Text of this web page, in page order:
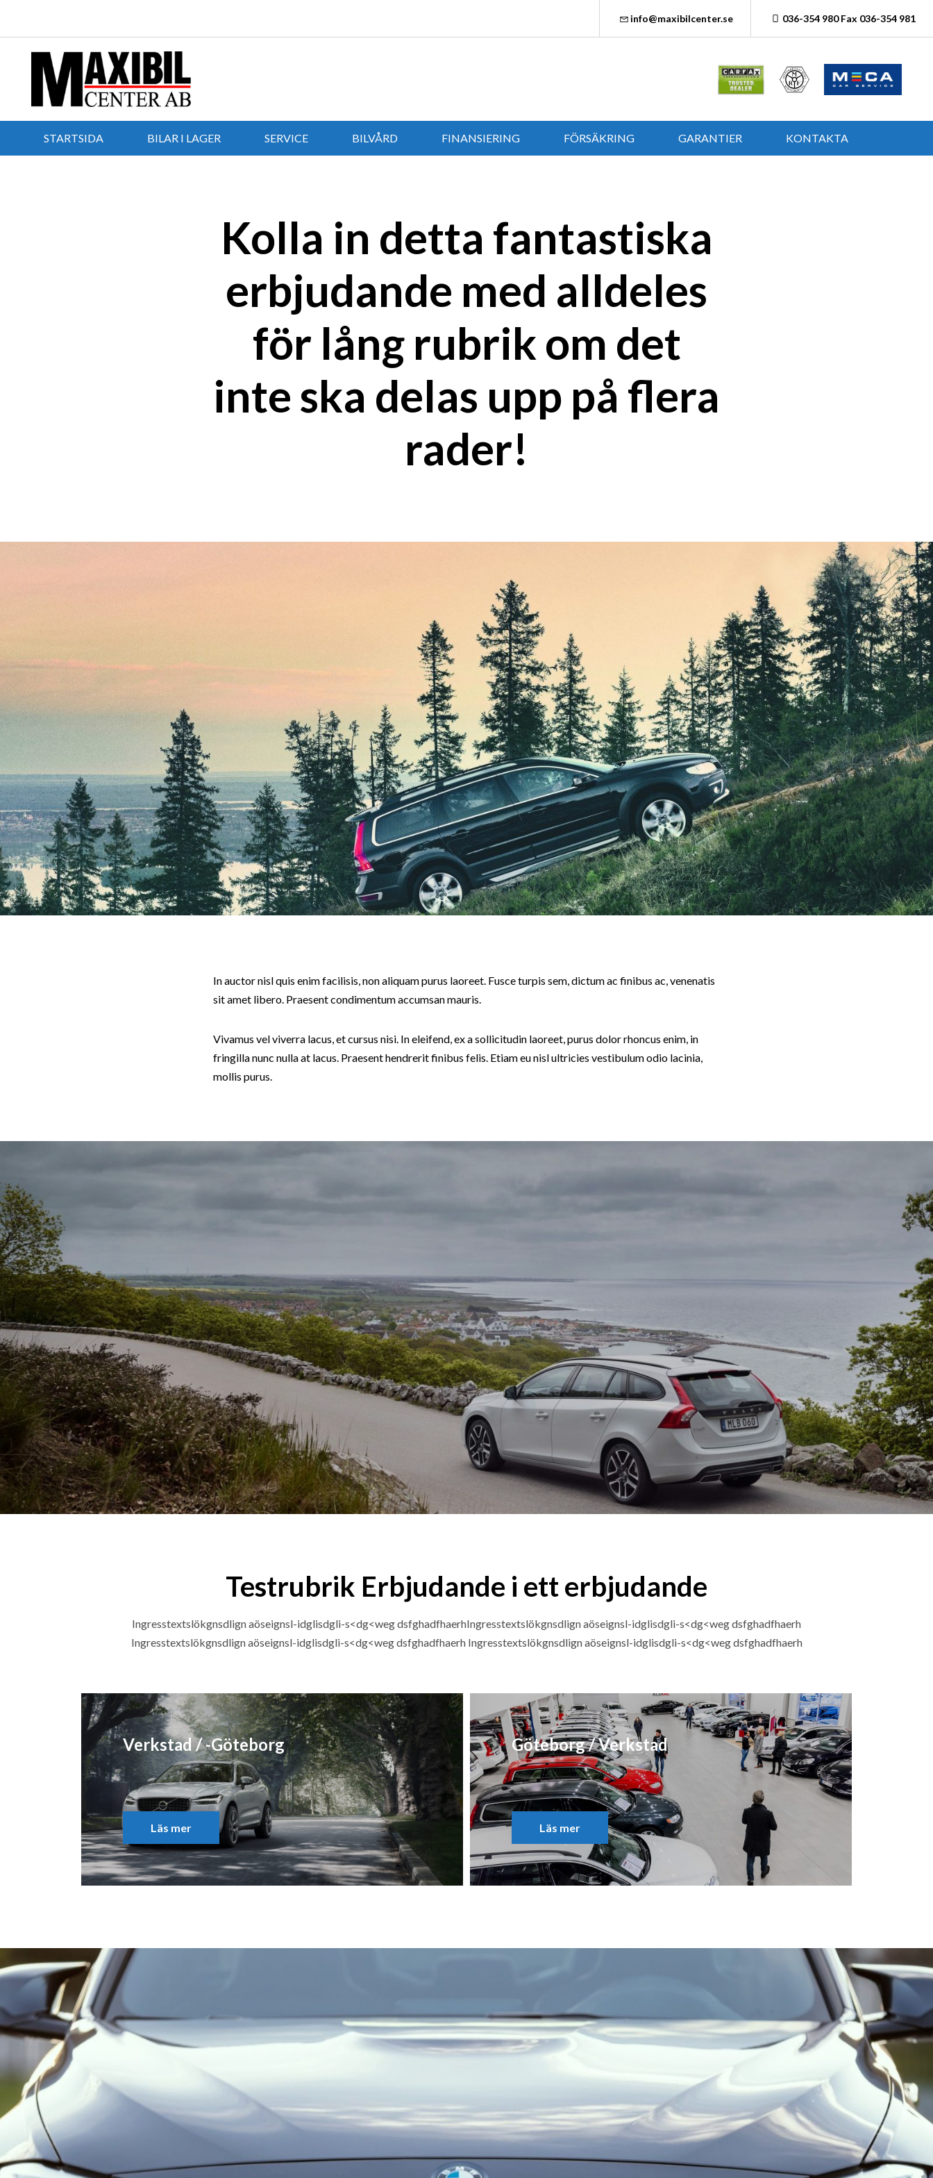
info@maxibilcenter.se 036-354 980 Fax 036-354 981
STARTSIDA BILAR I LAGER SERVICE BILVÅRD FINANSIERING FÖRSÄKRING GARANTIER KONTAKTA
Kolla in detta fantastiska
erbjudande med alldeles
för lång rubrik om det
inte ska delas upp på flera
rader!
In auctor nisl quis enim facilisis, non aliquam purus laoreet. Fusce turpis sem, dictum ac finibus ac, venenatis
sit amet libero. Praesent condimentum accumsan mauris.
Vivamus vel viverra lacus, et cursus nisi. In eleifend, ex a sollicitudin laoreet, purus dolor rhoncus enim, in
fringilla nunc nulla at lacus. Praesent hendrerit finibus felis. Etiam eu nisl ultricies vestibulum odio lacinia,
mollis purus.
Testrubrik Erbjudande i ett erbjudande
Ingresstextslökgnsdlign aöseignsl-idglisdgli-s<dg<weg dsfghadfhaerhIngresstextslökgnsdlign aöseignsl-idglisdgli-s<dg<weg dsfghadfhaerh
Ingresstextslökgnsdlign aöseignsl-idglisdgli-s<dg<weg dsfghadfhaerh Ingresstextslökgnsdlign aöseignsl-idglisdgli-s<dg<weg dsfghadfhaerh
Verkstad / -Göteborg
Läs mer
Göteborg / Verkstad
Läs mer